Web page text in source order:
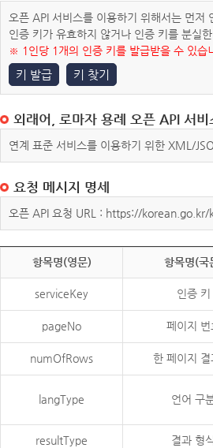
오픈 API 서비스를 이용하기 위해서는 먼
인증 키가 유효하지 않거나 인증 키를 분실
※ 1인당 1개의 인증 키를 발급받을 수 있습
키 발급 키 찾기
외래어, 로마자 용례 오픈 API 서비
연계 표준 서비스를 이용하기 위한 XML/
요청 메시지 명세
오픈 API 요청 URL : https://
항목명(영문) 항목명(국
serviceKey 인증 키
pageNo 페이지 번
numOfRows 한 페이지 결
langType 언어 구
resultType 결과 형